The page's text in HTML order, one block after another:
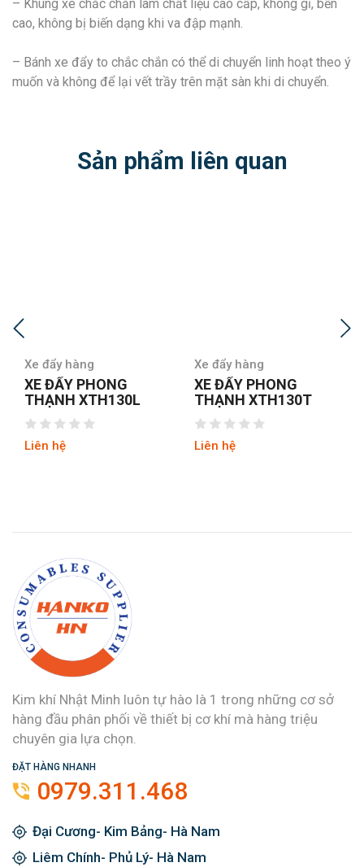
– Khung xe chắc chắn làm chất liệu cao cấp, không gỉ, bền
cao, không bị biến dạng khi va đập mạnh.
– Bánh xe đẩy to chắc chắn có thể di chuyển linh hoạt theo ý
muốn và không để lại vết trầy trên mặt sàn khi di chuyển.
Sản phẩm liên quan
Xe đẩy hàng
XE ĐẨY PHONG
THẠNH XTH130T
Liên hệ
Xe đẩy hàng
XE ĐẨY PRESTAR
401-8
Liên hệ
Kim khí Nhật Minh luôn tự hào là 1 trong những cơ sở
hàng đầu phân phối về thiết bị cơ khí mà hàng triệu
chuyên gia lựa chọn.
ĐẶT HÀNG NHANH
0979.311.468
Đại Cương- Kim Bảng- Hà Nam
Liêm Chính- Phủ Lý- Hà Nam